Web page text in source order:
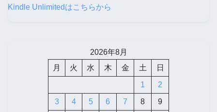
Kindle Unlimitedはこちらから
2026年8月
月
火 水 木 金 土 日
1 2
3 4 5 6 7 8 9